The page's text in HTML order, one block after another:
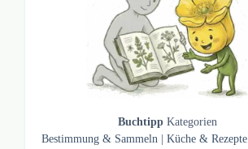
BuchtippKategorien
Bestimmung & Sammeln |Küche & Rezepte